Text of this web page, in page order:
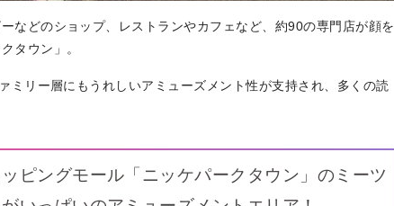
などのショップ、レストランやカフェなど、約90の専門店が顔を
タウン」。
ミリー層にもうれしいアミューズメント性が支持され、多くの読
ッピングモール「ニッケパークタウン」のミーツ